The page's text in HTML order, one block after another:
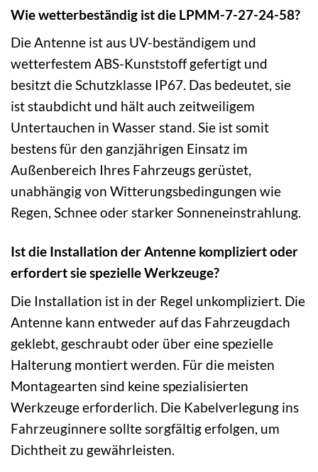
Wie wetterbeständig ist die LPMM-7-27-24-58?
Die Antenne ist aus UV-beständigem und
wetterfestem ABS-Kunststoff gefertigt und
besitzt die Schutzklasse IP67. Das bedeutet, sie
ist staubdicht und hält auch zeitweiligem
Untertauchen in Wasser stand. Sie ist somit
bestens für den ganzjährigen Einsatz im
Außenbereich Ihres Fahrzeugs gerüstet,
unabhängig von Witterungsbedingungen wie
Regen, Schnee oder starker Sonneneinstrahlung.
Ist die Installation der Antenne kompliziert oder
erfordert sie spezielle Werkzeuge?
Die Installation ist in der Regel unkompliziert. Die
Antenne kann entweder auf das Fahrzeugdach
geklebt, geschraubt oder über eine spezielle
Halterung montiert werden. Für die meisten
Montagearten sind keine spezialisierten
Werkzeuge erforderlich. Die Kabelverlegung ins
Fahrzeuginnere sollte sorgfältig erfolgen, um
Dichtheit zu gewährleisten.